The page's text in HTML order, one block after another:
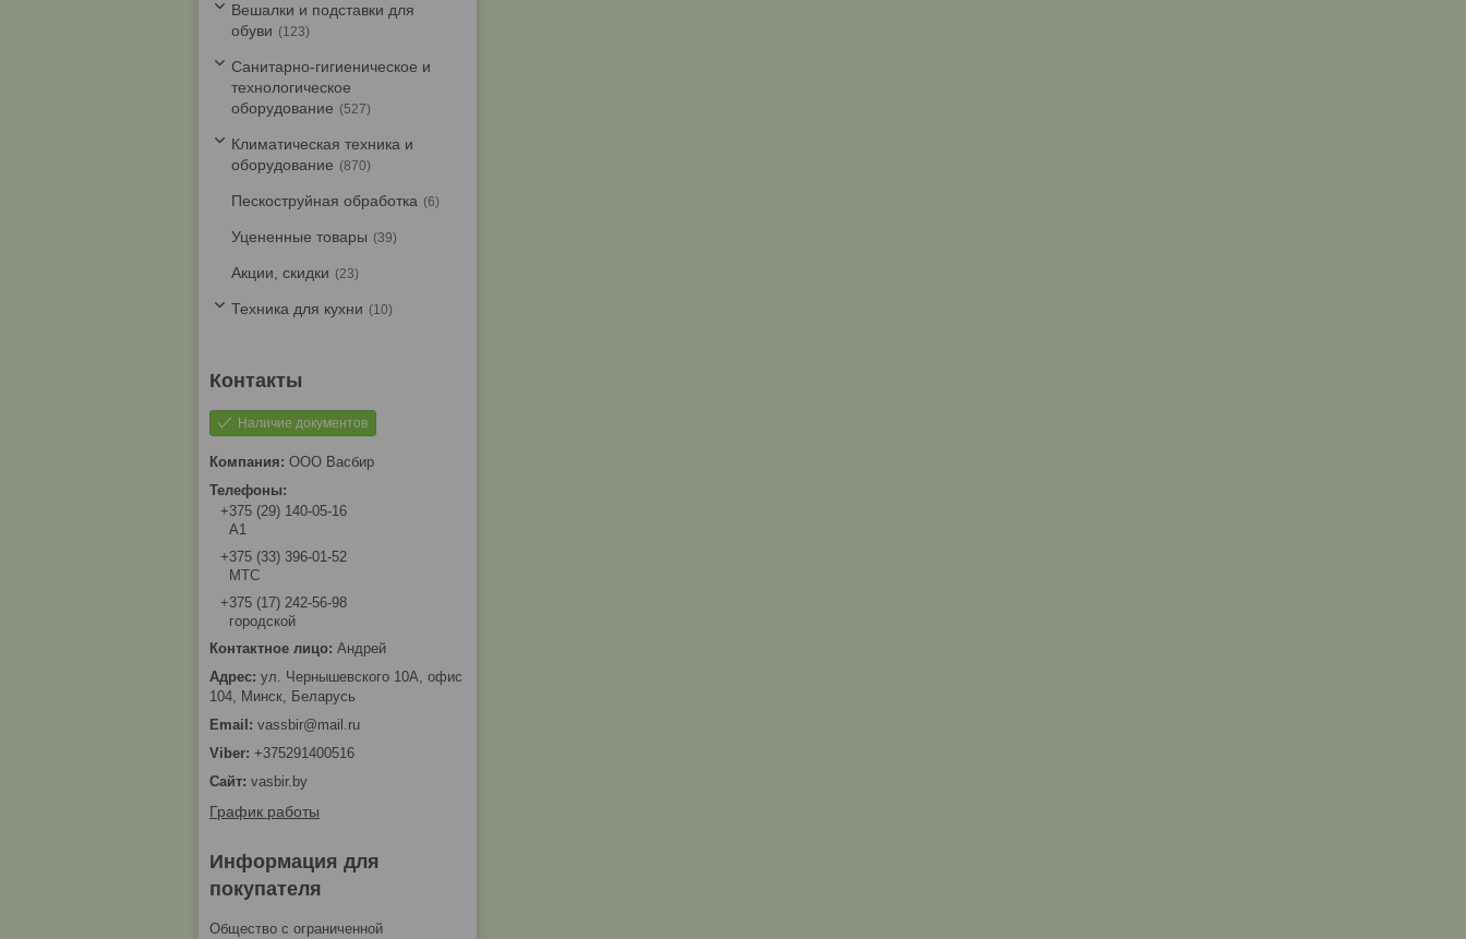
Вешалки и подставки для
обуви
123
Санитарно-гигиеническое и
технологическое
оборудование
527
Климатическая техника и
оборудование
870
Пескоструйная обработка 6
Уцененные товары 39
Акции, скидки 23
Техника для кухни 10
Наличие документов
ООО Васбир
+375 (29) 140-05-16
A1
+375 (33) 396-01-52
МТС
+375 (17) 242-56-98
городской
Андрей
ул. Чернышевского 10А, офис
104, Минск, Беларусь
vassbir@mail.ru
+375291400516
vasbir.by
График работы
Информация для
покупателя
Общество с ограниченной